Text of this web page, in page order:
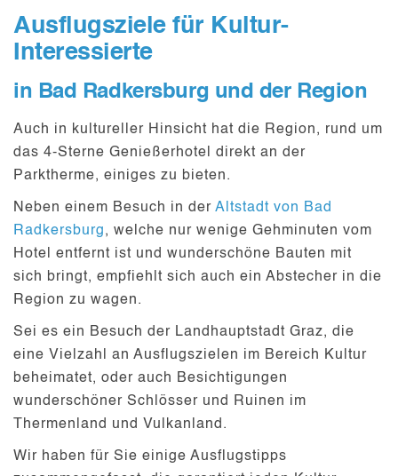
Ausflugsziele für Kultur-
Interessierte
in Bad Radkersburg und der Region
Auch in kultureller Hinsicht hat die Region, rund um
das 4-Sterne Genießerhotel direkt an der
Parktherme, einiges zu bieten.
Neben einem Besuch in der Altstadt von Bad
Radkersburg, welche nur wenige Gehminuten vom
Hotel entfernt ist und wunderschöne Bauten mit
sich bringt, empfiehlt sich auch ein Abstecher in die
Region zu wagen.
Sei es ein Besuch der Landhauptstadt Graz, die
eine Vielzahl an Ausflugszielen im Bereich Kultur
beheimatet, oder auch Besichtigungen
wunderschöner Schlösser und Ruinen im
Thermenland und Vulkanland.
Wir haben für Sie einige Ausflugstipps